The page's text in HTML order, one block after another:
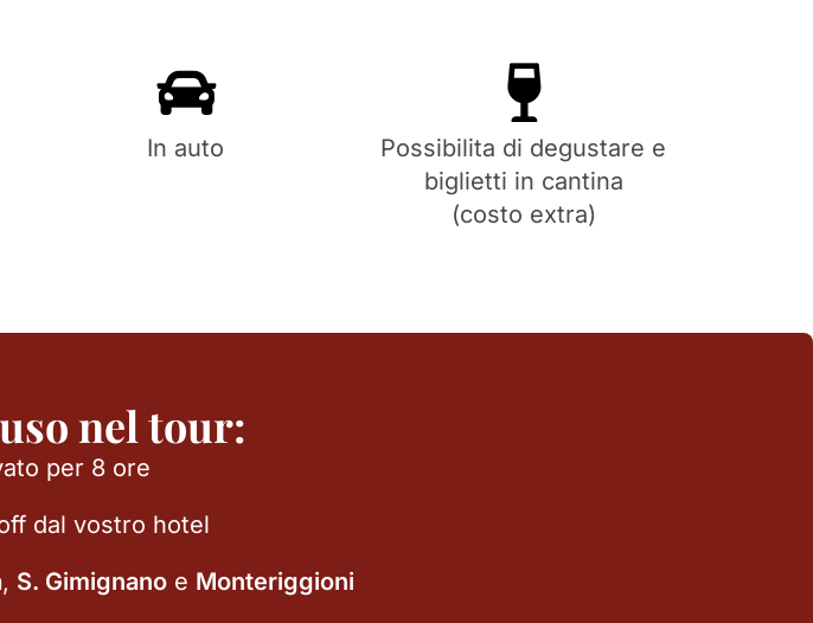
In auto
Possibilita di degustare e
biglietti in cantina
(costo extra)
nel tour:
per 8 ore
dal vostro hotel
, S. Gimignano e Monteriggioni